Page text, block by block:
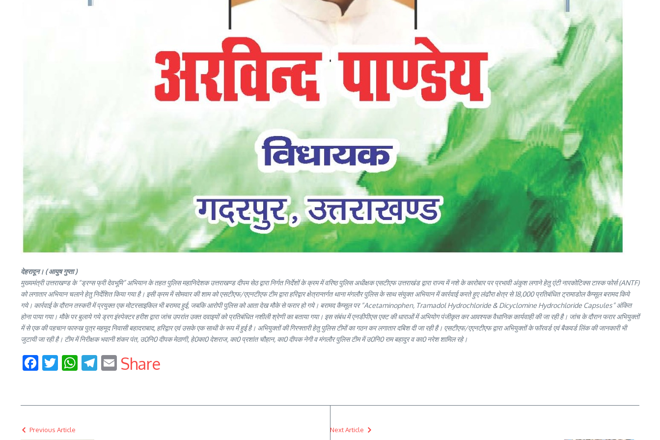
देहरादून। ( आयुष गुप्ता )
मुख्यमंत्री उत्तराखण्ड के “ड्रग्स फ्री देवभूमि” अभियान के तहत पुलिस महानिदेशक उत्तराखण्ड दीपम सेठ द्वारा निर्गत निर्देशों के क्रम में वरिष्ठ पुलिस अधीक्षक एसटीएफ उत्तराखंड द्वारा राज्य में नशे के कारोबार पर प्रभावी अंकुश लगाने हेतु एंटी नारकोटिक्स टास्क फोर्स (ANTF)
को लगातार अभियान चलाने हेतु निर्देशित किया गया है। इसी क्रम में सोमवार की शाम को एसटीएफ/एएनटीएफ टीम द्वारा हरिद्वार क्षेत्रान्तर्गत थाना मंगलौर पुलिस के साथ संयुक्त अभियान में कार्रवाई करते हुए लंढौरा क्षेत्र से 18,000 प्रतिबंधित ट्रामाडोल कैप्सूल बरामद किये
गये। कार्रवाई के दौरान तस्करी में प्रयुक्त एक मोटरसाइकिल भी बरामद हुई, जबकि आरोपी पुलिस को आता देख मौके से फरार हो गये। बरामद कैप्सूल पर “Acetaminophen, Tramadol Hydrochloride & Dicyclomine Hydrochloride Capsules” अंकित
होना पाया गया। मौके पर बुलाये गये ड्रग इंस्पेक्टर हरीश द्वारा जांच उपरांत उक्त दवाइयों को प्रतिबंधित नशीली श्रेणी का बताया गया। इस संबंध में एनडीपीएस एक्ट की धाराओं में अभियोग पंजीकृत कर आवश्यक वैधानिक कार्यवाही की जा रही है। जांच के दौरान फरार अभियुक्तों
में से एक की पहचान फारुख पुत्र महमूद निवासी बहादराबाद, हरिद्वार एवं उसके एक साथी के रूप में हुई है। अभियुक्तों की गिरफ्तारी हेतु पुलिस टीमों का गठन कर लगातार दबिश दी जा रही है। एसटीएफ/एएनटीएफ द्वारा अभियुक्तों के फॉरवर्ड एवं बैकवर्ड लिंक की जानकारी भी
जुटायी जा रही है। टीम में निरीक्षक भवानी शंकर पंत, उ0नि0 दीपक मेठाणी, हे0का0 देशराज, का0 प्रशांत चौहान, का0 दीपक नेगी व मंगलौर पुलिस टीम में उ0नि0 राम बहादुर व का0 नरेश शामिल रहे।
Facebook
Twitter
WhatsApp
Telegram
Email
Share
Previous Article Next Article